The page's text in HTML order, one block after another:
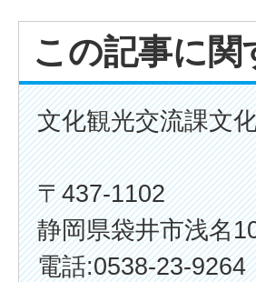
この記事に
文化観光交流課文
〒437-1102
静岡県袋井市浅名
電話:0538-23-9264